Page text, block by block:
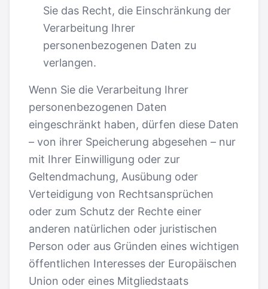
Sie das Recht, die Einschränkung der
Verarbeitung Ihrer
personenbezogenen Daten zu
verlangen.
Wenn Sie die Verarbeitung Ihrer
personenbezogenen Daten
eingeschränkt haben, dürfen diese Daten
– von ihrer Speicherung abgesehen – nur
mit Ihrer Einwilligung oder zur
Geltendmachung, Ausübung oder
Verteidigung von Rechtsansprüchen
oder zum Schutz der Rechte einer
anderen natürlichen oder juristischen
Person oder aus Gründen eines wichtigen
öffentlichen Interesses der Europäischen
Union oder eines Mitgliedstaats